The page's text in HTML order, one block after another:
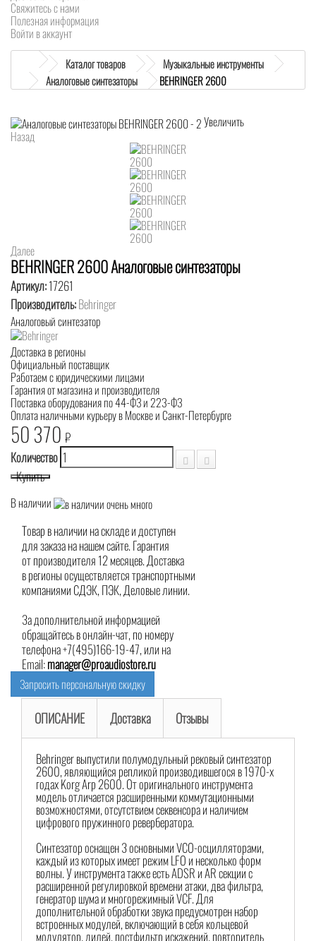
Свяжитесь с нами
Полезная информация
Войти в аккаунт
Каталог товаров
Музыкальные инструменты
Аналоговые синтезаторы
BEHRINGER 2600
Увеличить
Назад
Далее
BEHRINGER 2600 Аналоговые синтезаторы
Артикул:17261
Производитель:Behringer
Аналоговый синтезатор
Доставка в регионы
Официальный поставщик
Работаем с юридическими лицами
Гарантия от магазина и производителя
Поставка оборудования по 44-ФЗ и 223-ФЗ
Оплата наличными курьеру в Москве и Санкт-Петербурге
50 370 ₽
Количество
Купить
В наличии
Товар в наличии на складе и доступен
для заказа на нашем сайте. Гарантия
от производителя 12 месяцев. Доставка
в регионы осуществляется транспортными
компаниями СДЭК, ПЭК, Деловые линии.
За дополнительной информацией
обращайтесь в онлайн-чат, по номеру
телефона +7(495)166-19-47, или на
Email:manager@proaudiostore.ru
Запросить персональную скидку
ОПИСАНИЕ Доставка Отзывы
Behringer выпустили полумодульный рековый синтезатор
2600, являющийся репликой производившегося в 1970-х
годах Korg Arp 2600. От оригинального инструмента
модель отличается расширенными коммутационными
возможностями, отсутствием секвенсора и наличием
цифрового пружинного ревербератора.
Cинтезатор оснащен 3 основными VCO-осцилляторами,
каждый из которых имеет режим LFO и несколько форм
волны. У инструмента также есть ADSR и AR секции с
расширенной регулировкой времени атаки, два фильтра,
генератор шума и многорежимный VCF. Для
дополнительной обработки звука предусмотрен набор
встроенных модулей, включающий в себя кольцевой
модулятор, дилей, постфильтр искажений, повторитель